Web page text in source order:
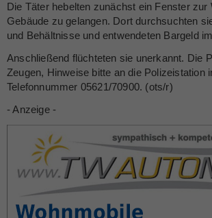
Die Täter hebelten zunächst ein Fenster
Gebäude zu gelangen. Dort durchsuchten
und Behältnisse und entwendeten Bargeld
Anschließend flüchteten sie unerkannt. Die
Zeugen, Hinweise bitte an die Polizeistation
Telefonnummer 05621/70900. (ots/r)
- Anzeige -